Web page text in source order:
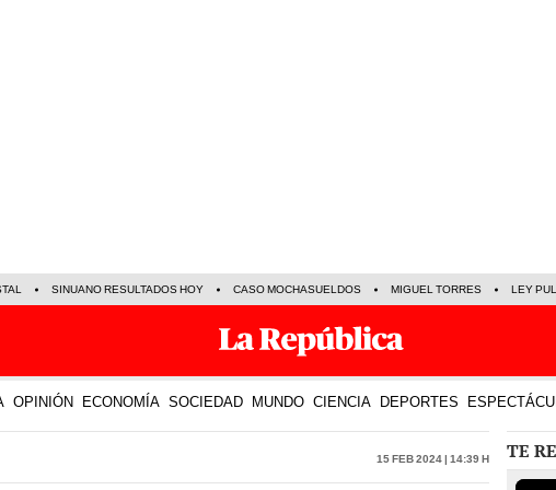
SINUANO RESULTADOS HOY CASO MOCHASUELDOS MIGUEL TORRES LEY
OPINIÓN ECONOMÍA SOCIEDAD MUNDO CIENCIA DEPORTES
15 Feb 2024 | 14:39 h TE